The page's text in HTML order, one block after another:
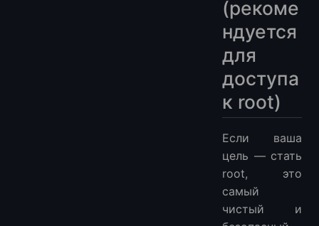
(рекоме
ндуется
для
доступа
к root)
Если ваша
цель — стать
root, это
самый
чистый и